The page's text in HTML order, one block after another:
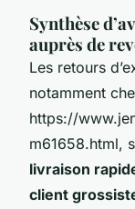
Synthèse
auprès de
Les retours
notamment
https://
m61658.html,
livraison
client